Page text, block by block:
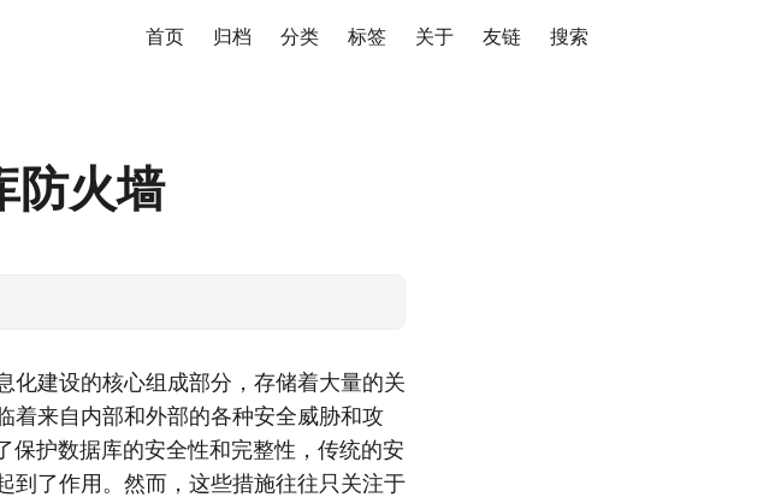
首页 归档 分类 标签 关于 友链 搜索
防火墙
化建设的核心组成部分，存储着大量的关
着来自内部和外部的各种安全威胁和攻
保护数据库的安全性和完整性，传统的安
到了作用。然而，这些措施往往只关注于